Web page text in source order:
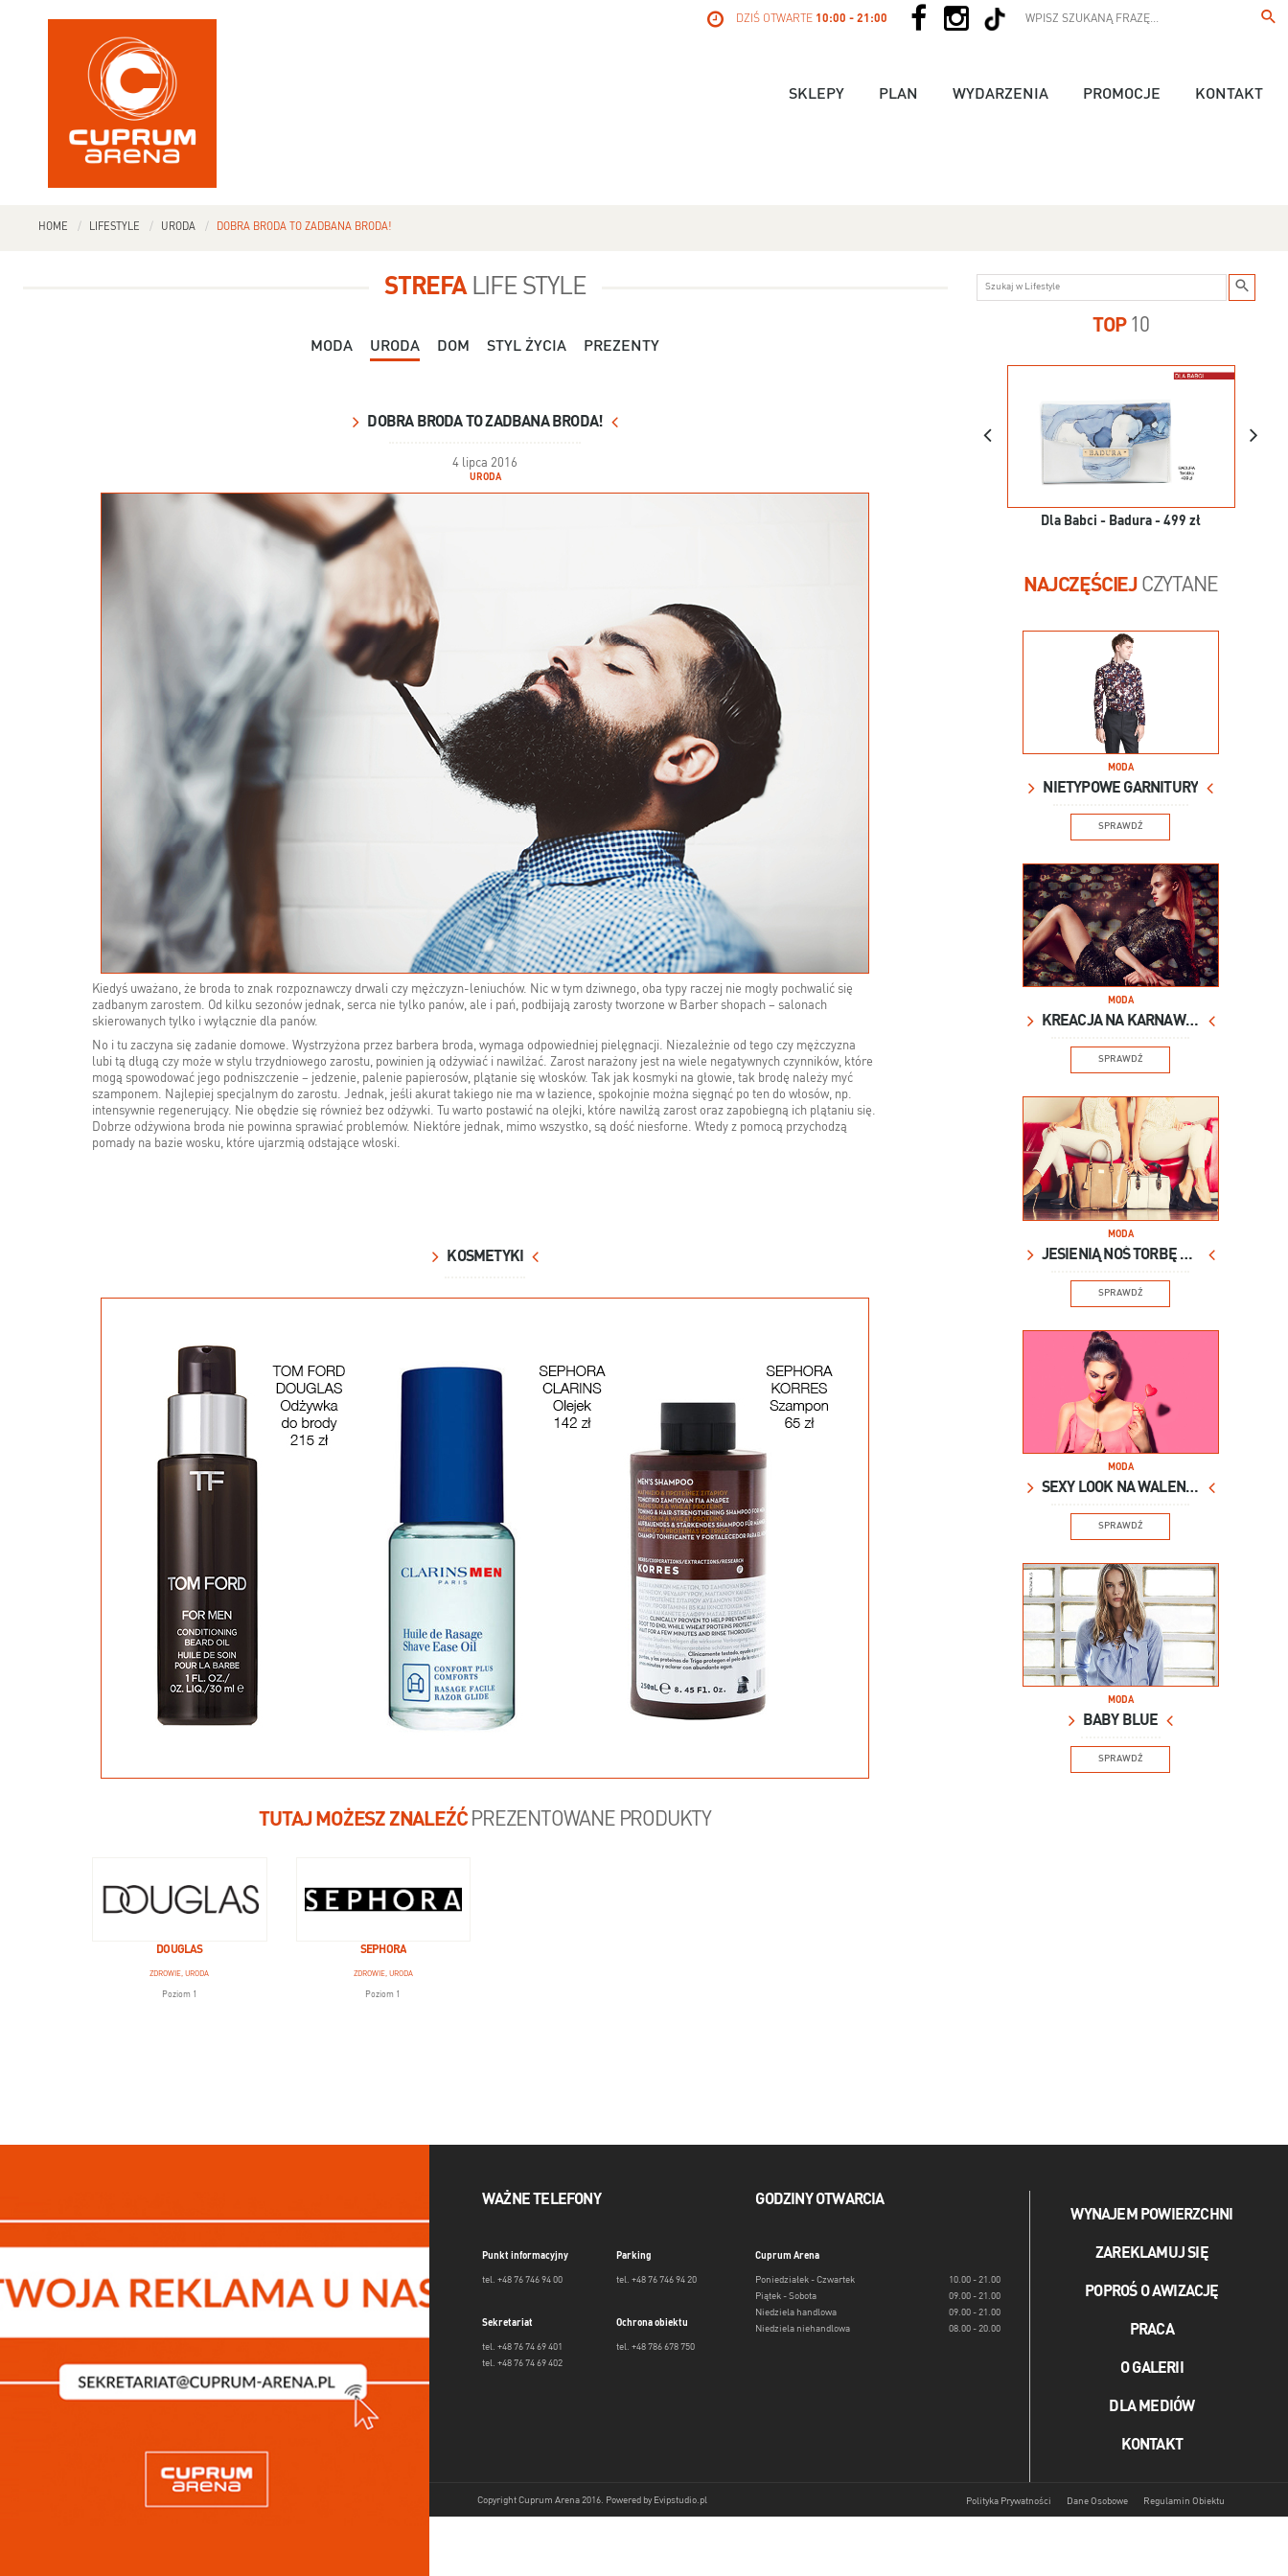
DZIŚ OTWARTE 10:00 - 21:00
SKLEPY PLAN WYDARZENIA PROMOCJE KONTAKT
HOME LIFESTYLE URODA DOBRA BRODA TO ZADBANA BRODA!
STREFALIFE STYLE
MODA URODA DOM STYL ŻYCIA PREZENTY
DOBRA BRODA TO ZADBANA BRODA!
4 lipca 2016
URODA
Kiedyś uważano, że broda to znak rozpoznawczy drwali czy mężczyzn-leniuchów. Nic w tym dziwnego, oba typy raczej nie mogły pochwalić się
zadbanym zarostem. Od kilku sezonów jednak, serca nie tylko panów, ale i pań, podbijają zarosty tworzone w Barber shopach – salonach
skierowanych tylko i wyłącznie dla panów.
No i tu zaczyna się zadanie domowe. Wystrzyżona przez barbera broda, wymaga odpowiedniej pielęgnacji. Niezależnie od tego czy mężczyzna
lubi tą długą czy może w stylu trzydniowego zarostu, powinien ją odżywiać i nawilżać. Zarost narażony jest na wiele negatywnych czynników, które
mogą spowodować jego podniszczenie ­– jedzenie, palenie papierosów, plątanie się włosków. Tak jak kosmyki na głowie, tak brodę należy myć
szamponem. Najlepiej specjalnym do zarostu. Jednak, jeśli akurat takiego nie ma w łazience, spokojnie można sięgnąć po ten do włosów, np.
intensywnie regenerujący. Nie obędzie się również bez odżywki. Tu warto postawić na olejki, które nawilżą zarost oraz zapobiegną ich plątaniu się.
Dobrze odżywiona broda nie powinna sprawiać problemów. Niektóre jednak, mimo wszystko, są dość niesforne. Wtedy z pomocą przychodzą
pomady na bazie wosku, które ujarzmią odstające włoski.
KOSMETYKI
TUTAJ MOŻESZ ZNALEŹĆPREZENTOWANE PRODUKTY
DOUGLAS
ZDROWIE, URODA
Poziom 1
SEPHORA
ZDROWIE, URODA
Poziom 1
TOP10
Dla Babci - Badura - 499 zł
NAJCZĘŚCIEJCZYTANE
MODA
NIETYPOWE GARNITURY
SPRAWDŹ
MODA
KREACJA NA KARNAWAŁ
SPRAWDŹ
MODA
JESIENIĄ NOŚ TORBĘ XXL
SPRAWDŹ
MODA
SEXY LOOK NA WALENTYNKI
SPRAWDŹ
MODA
BABY BLUE
SPRAWDŹ
WAŻNE TELEFONY
Punkt informacyjny
tel. +48 76 746 94 00
Parking
tel. +48 76 746 94 20
Sekretariat
tel. +48 76 74 69 401
tel. +48 76 74 69 402
Ochrona obiektu
tel. +48 786 678 750
GODZINY OTWARCIA
Cuprum Arena
Poniedziałek - Czwartek
10.00 - 21.00
Piątek - Sobota
09.00 - 21.00
Niedziela handlowa
09.00 - 21.00
Niedziela niehandlowa
08.00 - 20.00
WYNAJEM POWIERZCHNI
ZAREKLAMUJ SIĘ
POPROŚ O AWIZACJĘ
PRACA
O GALERII
DLA MEDIÓW
KONTAKT
Copyright Cuprum Arena 2016. Powered by Evipstudio.pl Polityka Prywatności Dane Osobowe Regulamin Obiektu